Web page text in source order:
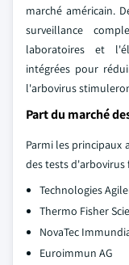
marché américain.
surveillance
laboratoires et
intégrées pour
l'arbovirus
Part du marché
Parmi les principaux
des tests d'arbovirus
Technologies
Thermo Fisher
NovaTec
Euroimmun AG